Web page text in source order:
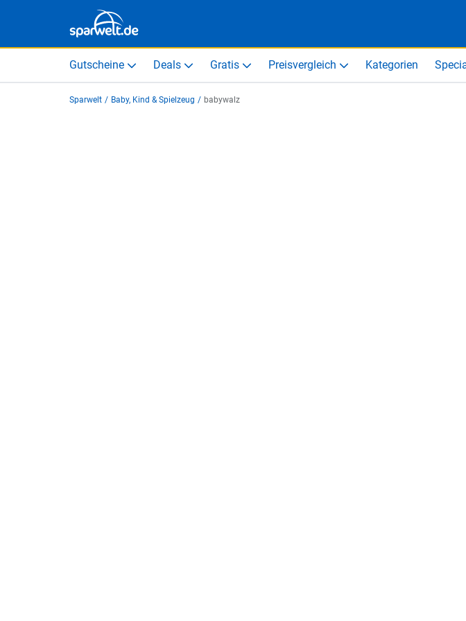
Gutscheine Deals Gratis Preisvergleich Kategorien
Sparwelt / Baby, Kind & Spielzeug / babywalz